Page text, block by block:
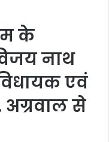
के
नाथ
एवं
अग्रवाल से